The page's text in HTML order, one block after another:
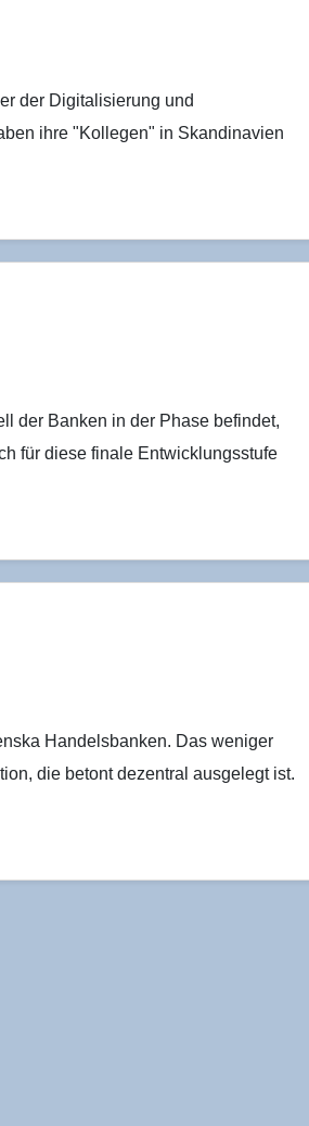
der Digitalisierung und
ihre "Kollegen" in Skandinavien
der Banken in der Phase befindet,
für diese finale Entwicklungsstufe
Handelsbanken. Das weniger
die betont dezentral ausgelegt ist.